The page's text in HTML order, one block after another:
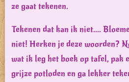
ze gaat tekenen.
Tekenen dat kan ik niet....
niet! Herken je deze woorden?
wat ik leg het boek op tafel, pak
grijze potloden en ga lekker